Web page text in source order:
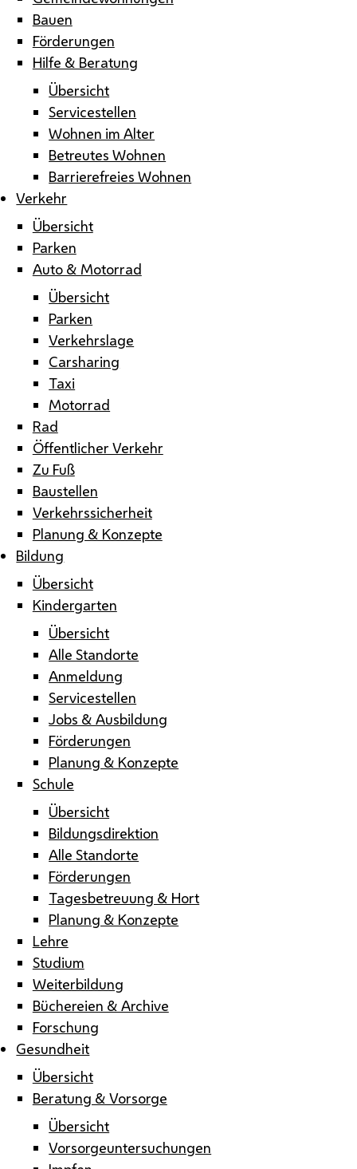
Bauen
Förderungen
Hilfe & Beratung
Übersicht
Servicestellen
Wohnen im Alter
Betreutes Wohnen
Barrierefreies Wohnen
Verkehr
Übersicht
Parken
Auto & Motorrad
Übersicht
Parken
Verkehrslage
Carsharing
Taxi
Motorrad
Rad
Öffentlicher Verkehr
Zu Fuß
Baustellen
Verkehrssicherheit
Planung & Konzepte
Bildung
Übersicht
Kindergarten
Übersicht
Alle Standorte
Anmeldung
Servicestellen
Jobs & Ausbildung
Förderungen
Planung & Konzepte
Schule
Übersicht
Bildungsdirektion
Alle Standorte
Förderungen
Tagesbetreuung & Hort
Planung & Konzepte
Lehre
Studium
Weiterbildung
Büchereien & Archive
Forschung
Gesundheit
Übersicht
Beratung & Vorsorge
Übersicht
Vorsorgeuntersuchungen